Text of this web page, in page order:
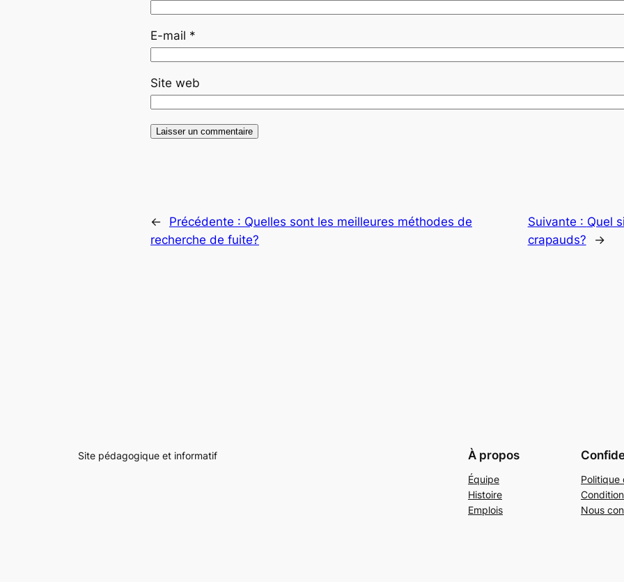
E-mail *
Site web
← Précédente : Quelles sont les meilleures méthodes de
recherche de fuite?
Suivante : Quel
crapauds?
→
Site pédagogique et informatif À propos
Équipe
Histoire
Emplois
Politique
Nous